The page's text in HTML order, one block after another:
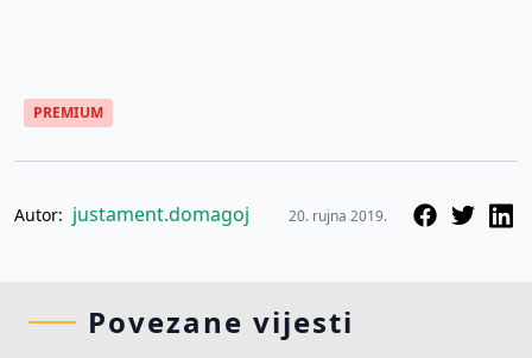
PREMIUM
Autor: justament.domagoj 20. rujna 2019.
Povezane vijesti